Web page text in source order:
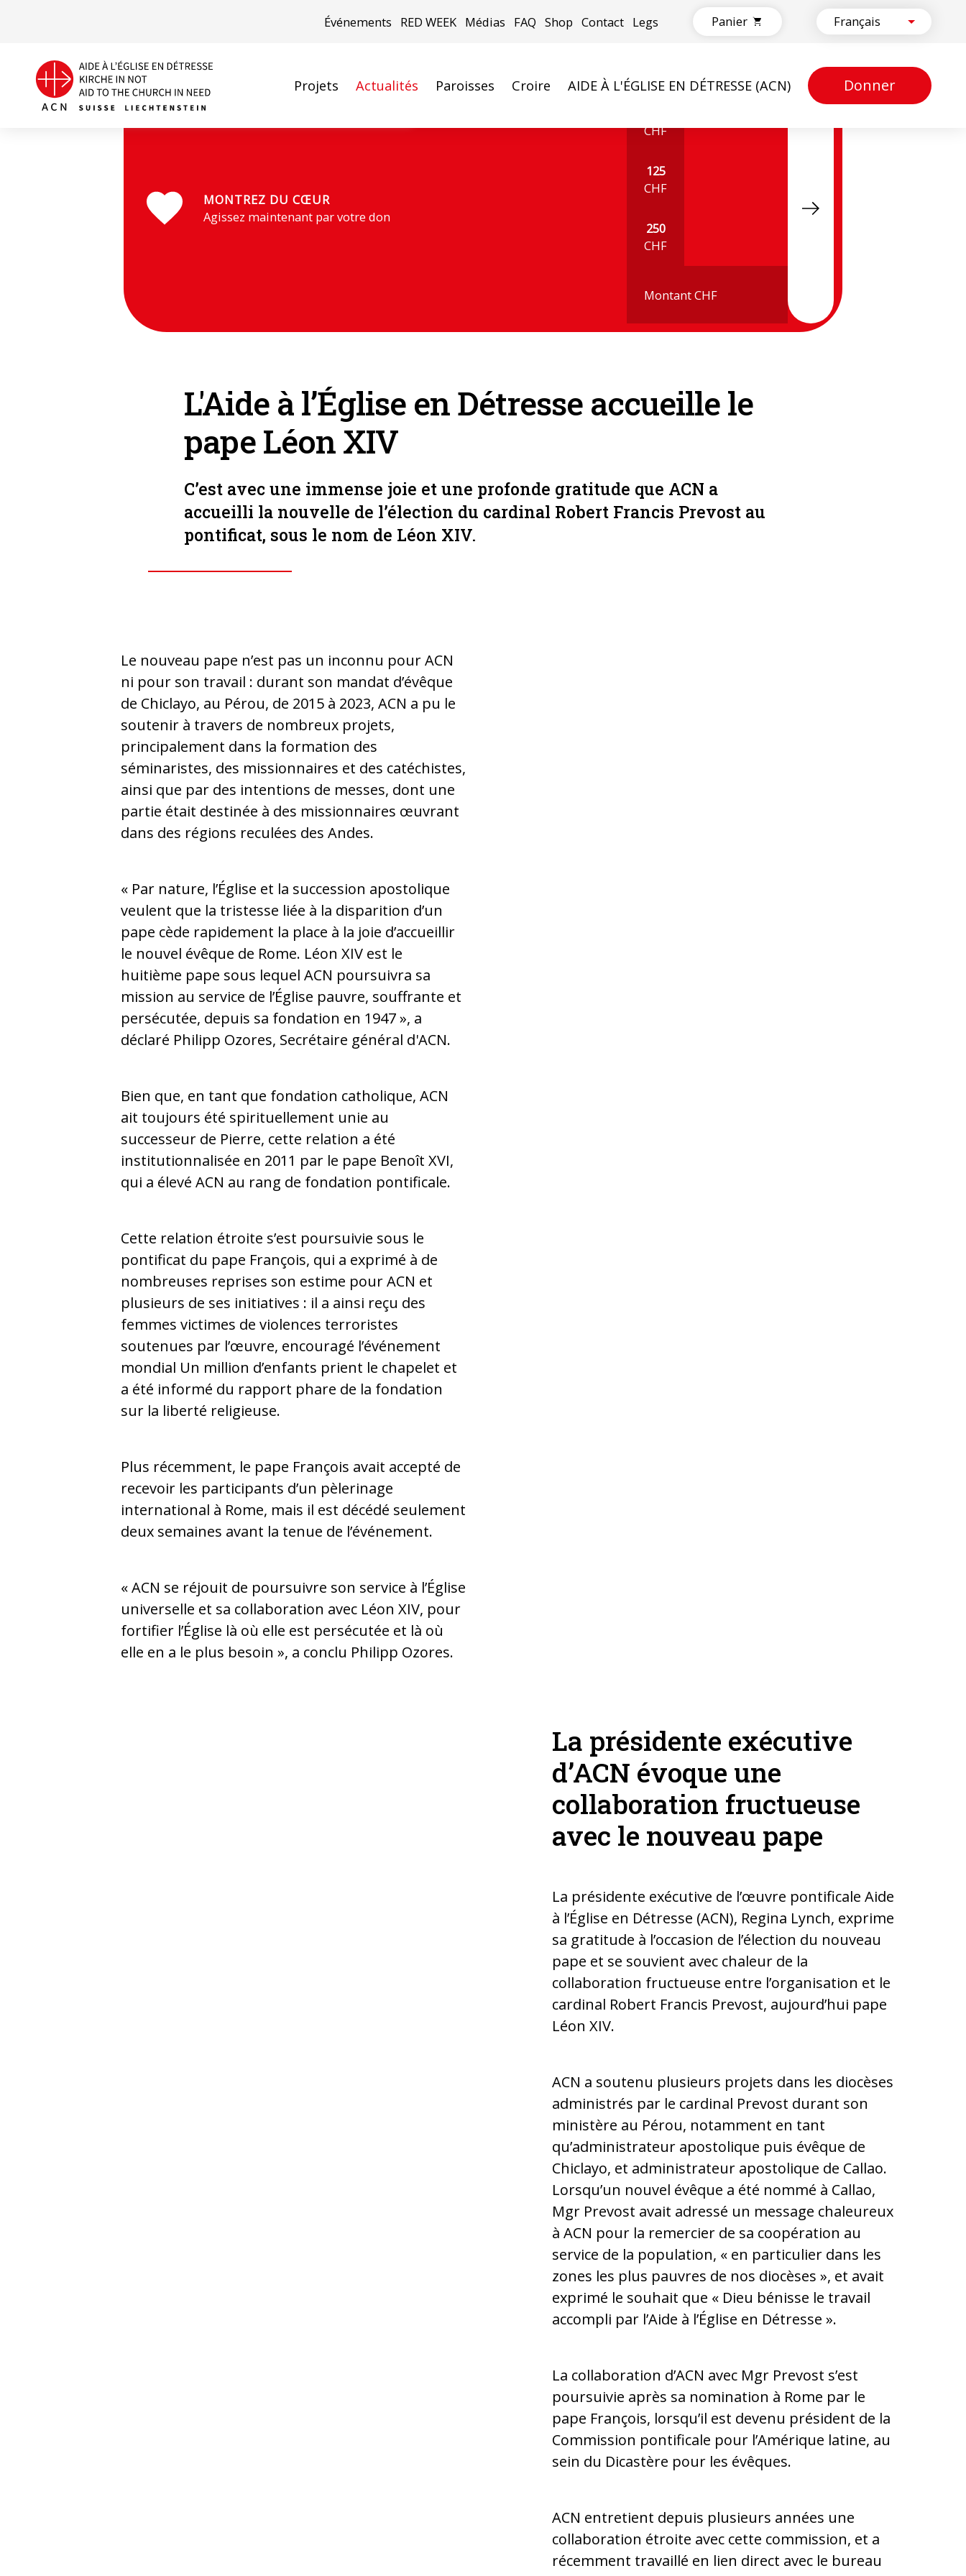
Événements RED WEEK Médias FAQ Shop Contact Legs Panier
Projets Actualités Paroisses Croire AIDE À L'ÉGLISE EN DÉTRESSE (ACN) Donner
Le pape Léon XIV peu après l'élection pontificale (© Cristian Gennari)
MONTREZ DU CŒUR
Agissez maintenant par votre don
CHF
125
CHF
250
CHF
L'Aide à l’Église en Détresse accueille le
pape Léon XIV
C’est avec une immense joie et une profonde gratitude que ACN a
accueilli la nouvelle de l’élection du cardinal Robert Francis Prevost au
pontificat, sous le nom de Léon XIV.
Le nouveau pape n’est pas un inconnu pour ACN
ni pour son travail : durant son mandat d’évêque
de Chiclayo, au Pérou, de 2015 à 2023, ACN a pu le
soutenir à travers de nombreux projets,
principalement dans la formation des
séminaristes, des missionnaires et des catéchistes,
ainsi que par des intentions de messes, dont une
partie était destinée à des missionnaires œuvrant
dans des régions reculées des Andes.
« Par nature, l’Église et la succession apostolique
veulent que la tristesse liée à la disparition d’un
pape cède rapidement la place à la joie d’accueillir
le nouvel évêque de Rome. Léon XIV est le
huitième pape sous lequel ACN poursuivra sa
mission au service de l’Église pauvre, souffrante et
persécutée, depuis sa fondation en 1947 », a
déclaré Philipp Ozores, Secrétaire général d'ACN.
Bien que, en tant que fondation catholique, ACN
ait toujours été spirituellement unie au
successeur de Pierre, cette relation a été
institutionnalisée en 2011 par le pape Benoît XVI,
qui a élevé ACN au rang de fondation pontificale.
Cette relation étroite s’est poursuivie sous le
pontificat du pape François, qui a exprimé à de
nombreuses reprises son estime pour ACN et
plusieurs de ses initiatives : il a ainsi reçu des
femmes victimes de violences terroristes
soutenues par l’œuvre, encouragé l’événement
mondial Un million d’enfants prient le chapelet et
a été informé du rapport phare de la fondation
sur la liberté religieuse.
Plus récemment, le pape François avait accepté de
recevoir les participants d’un pèlerinage
international à Rome, mais il est décédé seulement
deux semaines avant la tenue de l’événement.
« ACN se réjouit de poursuivre son service à l’Église
universelle et sa collaboration avec Léon XIV, pour
fortifier l’Église là où elle est persécutée et là où
elle en a le plus besoin », a conclu Philipp Ozores.
La présidente exécutive
d’ACN évoque une
collaboration fructueuse
avec le nouveau pape
La présidente exécutive de l’œuvre pontificale Aide
à l’Église en Détresse (ACN), Regina Lynch, exprime
sa gratitude à l’occasion de l’élection du nouveau
pape et se souvient avec chaleur de la
collaboration fructueuse entre l’organisation et le
cardinal Robert Francis Prevost, aujourd’hui pape
Léon XIV.
ACN a soutenu plusieurs projets dans les diocèses
administrés par le cardinal Prevost durant son
ministère au Pérou, notamment en tant
qu’administrateur apostolique puis évêque de
Chiclayo, et administrateur apostolique de Callao.
Lorsqu’un nouvel évêque a été nommé à Callao,
Mgr Prevost avait adressé un message chaleureux
à ACN pour la remercier de sa coopération au
service de la population, « en particulier dans les
zones les plus pauvres de nos diocèses », et avait
exprimé le souhait que « Dieu bénisse le travail
accompli par l’Aide à l’Église en Détresse ».
La collaboration d’ACN avec Mgr Prevost s’est
poursuivie après sa nomination à Rome par le
pape François, lorsqu’il est devenu président de la
Commission pontificale pour l’Amérique latine, au
sein du Dicastère pour les évêques.
ACN entretient depuis plusieurs années une
collaboration étroite avec cette commission, et a
récemment travaillé en lien direct avec le bureau